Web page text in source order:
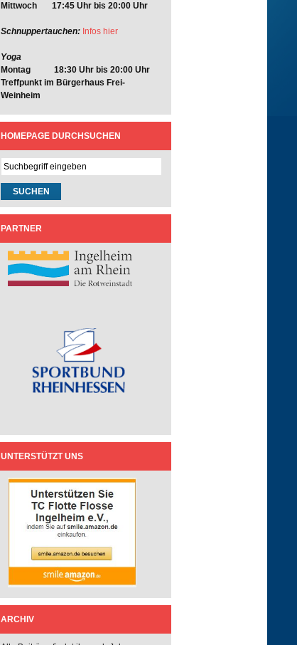
Mittwoch 17:45 Uhr bis 20:00 Uhr
Schnuppertauchen: Infos hier
Yoga
Montag 18:30 Uhr bis 20:00 Uhr
Treffpunkt im Bürgerhaus Frei-
Weinheim
HOMEPAGE DURCHSUCHEN
PARTNER
UNTERSTÜTZT UNS
ARCHIV